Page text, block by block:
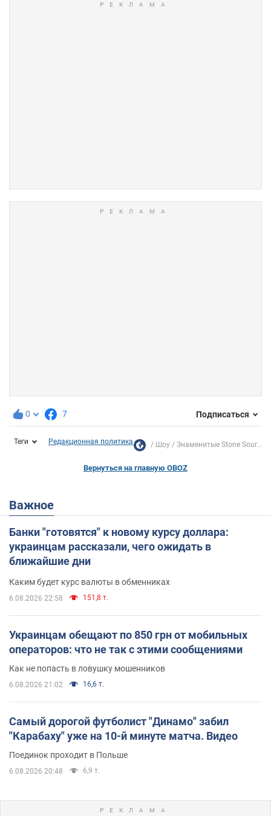
0 7 Подписаться
Теги Редакционная политика Шоу Знаменитые Stone Sour...
Вернуться на главную OBOZ
Важное
Банки "готовятся" к новому курсу доллара:
украинцам рассказали, чего ожидать в
ближайшие дни
Каким будет курс валюты в обменниках
6.08.2026 22:58 151,8 т.
Украинцам обещают по 850 грн от мобильных
операторов: что не так с этими сообщениями
Как не попасть в ловушку мошенников
6.08.2026 21:02 16,6 т.
Самый дорогой футболист "Динамо" забил
"Карабаху" уже на 10-й минуте матча. Видео
Поединок проходит в Польше
6.08.2026 20:48 6,9 т.